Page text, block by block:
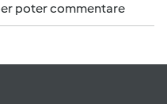
poter commentare